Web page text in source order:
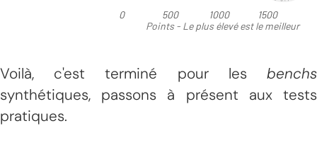
Voilà, c'est terminé pour les benchs
synthétiques, passons à présent aux tests
pratiques.